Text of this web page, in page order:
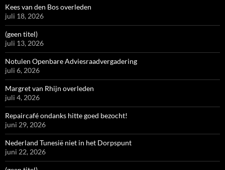
Kees van den Bos overleden
juli 18, 2026
(geen titel)
juli 13, 2026
Notulen Openbare Adviesraadvergadering
juli 6, 2026
Margret van Rhijn overleden
juli 4, 2026
Repaircafé ondanks hitte goed bezocht!
juni 29, 2026
Nederland Tunesië niet in het Dorpspunt
juni 22, 2026